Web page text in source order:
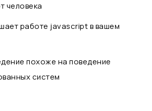
человека
работе javascript в вашем
похоже на поведение
систем